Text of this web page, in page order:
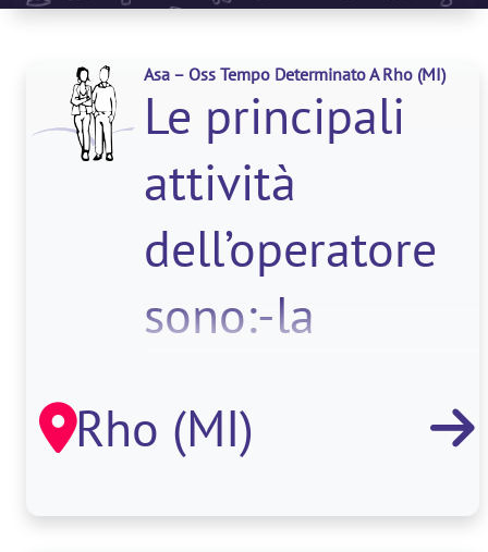
Asa – Oss Tempo Determinato A Rho (MI)
Le principali
attività
dell’operatore
sono:-la
assistenza agli
os
Rho (MI)